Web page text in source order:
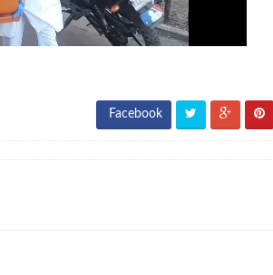
Facebook